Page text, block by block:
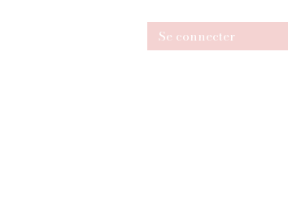
Se connecter